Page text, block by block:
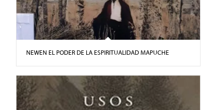
NEWEN EL PODER DE LA ESPIRITUALIDAD MAPUCHE